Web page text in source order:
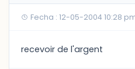
Fecha : 12-05-2004 10:28
recevoir de l'argent